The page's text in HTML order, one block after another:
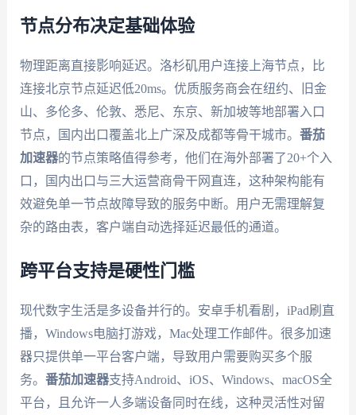
节点分布决定基础体验
物理距离直接影响延迟。洛杉矶用户连接上海节点，比
连接北京节点延迟低20ms。优质服务商会在纽约、旧金
山、多伦多、伦敦、悉尼、东京、新加坡等地部署入口
节点，国内出口覆盖北上广深及成都等骨干城市。 番茄
加速器的节点策略值得参考，他们在海外部署了20+个入
口，国内出口与三大运营商骨干网直连，这种架构能有
效避免单一节点故障导致的服务中断。用户无需理解复
杂的路由表，客户端自动选择延迟最低的通道。
跨平台支持是硬性门槛
现代数字生活是多设备并行的。安卓手机看剧，iPad刷直
播，Windows电脑打游戏，Mac处理工作邮件。很多加速
器只提供单一平台客户端，导致用户需要购买多个服
务。 番茄加速器支持Android、iOS、Windows、macOS全
平台，且允许一人多端设备同时在线，这种灵活性对留